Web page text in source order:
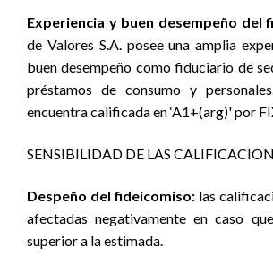
Experiencia y buen desempeño del
de Valores S.A. posee una amplia
buen desempeño como fiduciario de
préstamos de consumo y
encuentra calificada en ‘A1+(arg)' por
SENSIBILIDAD DE LAS
Despeño del fideicomiso: las
afectadas negativamente en caso
superior a la estimada.